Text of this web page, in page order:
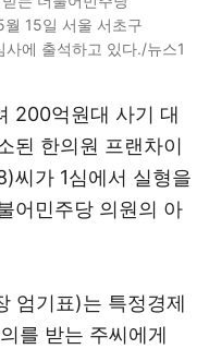
15일 서울 서초구
에 출석하고 있다./뉴스1
200억원대 사기 대
된 한의원 프랜차이
씨가 1심에서 실형을
어민주당 의원의 아
엄기표)는 특정경제
를 받는 주씨에게